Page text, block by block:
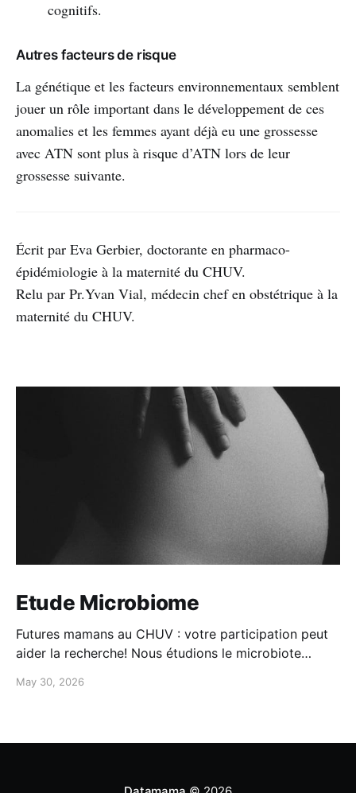
cognitifs.
Autres facteurs de risque
La génétique et les facteurs environnementaux semblent
jouer un rôle important dans le développement de ces
anomalies et les femmes ayant déjà eu une grossesse
avec ATN sont plus à risque d’ATN lors de leur
grossesse suivante.
Écrit par Eva Gerbier, doctorante en pharmaco-
épidémiologie à la maternité du CHUV.
Relu par Pr.Yvan Vial, médecin chef en obstétrique à la
maternité du CHUV.
Etude Microbiome
Futures mamans au CHUV : votre participation peut
aider la recherche! Nous étudions le microbiote
questionnaires + prélèvements -100CHF de
May 30, 2026